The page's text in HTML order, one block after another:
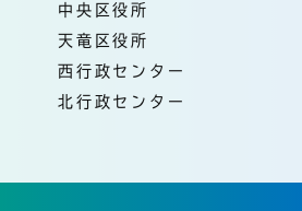
中央区役所
天竜区役所
西行政センター
北行政センター